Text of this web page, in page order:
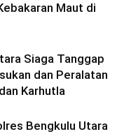
Maut di
Siaga Tanggap
dan Peralatan
Karhutla
Bengkulu Utara